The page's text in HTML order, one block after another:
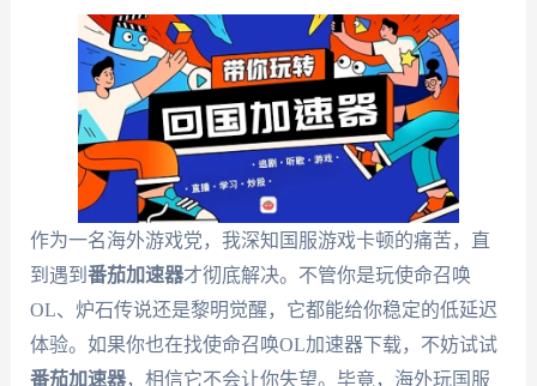
作为一名海外游戏党，我深知国服游戏卡顿的痛苦，直
到遇到 番茄加速器才彻底解决。不管你是玩使命召唤
OL、炉石传说还是黎明觉醒，它都能给你稳定的低延迟
体验。如果你也在找使命召唤OL加速器下载，不妨试试
番茄加速器，相信它不会让你失望。毕竟，海外玩国服